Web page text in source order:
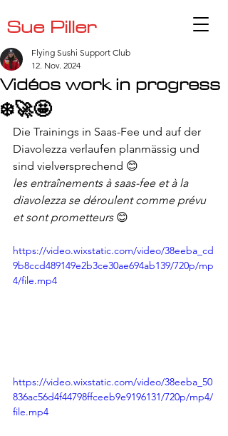
Sue Piller
Vidéos work in progress
❄️🚀🤩
Flying Sushi Support Club
12. Nov. 2024
Die Trainings in Saas-Fee und auf der
Diavolezza verlaufen planmässig und
sind vielversprechend 😊
les entraînements à saas-fee et à la
diavolezza se déroulent comme prévu
et sont prometteurs 😊
https://video.wixstatic.com/video/38eeba_cd
9b8ccd489149e2b3ce30ae694ab139/720p/mp
4/file.mp4
https://video.wixstatic.com/video/38eeba_50
836ac56d4f44798ffceeb9e9196131/720p/mp4/
file.mp4